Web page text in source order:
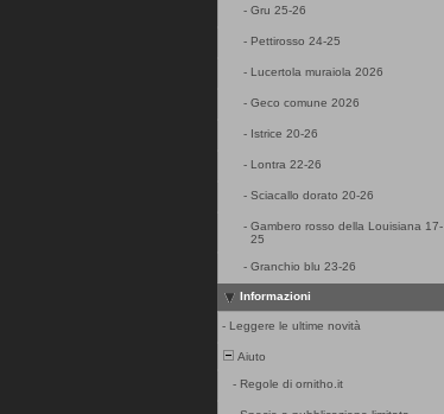
- Gru 25-26
- Pettirosso 24-25
- Lucertola muraiola 2026
- Geco comune 2026
- Istrice 20-26
- Lontra 22-26
- Sciacallo dorato 20-26
- Gambero rosso della Louisiana 17-
25
- Granchio blu 23-26
Informazioni
- Leggere le ultime novità
Aiuto
- Regole di ornitho.it